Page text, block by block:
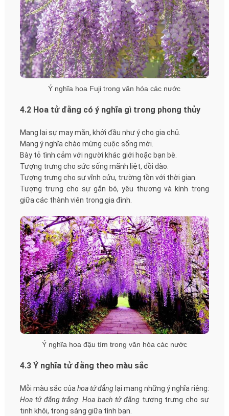
Ý nghĩa hoa Fuji trong văn hóa các nước
4.2 Hoa tử đằng có ý nghĩa gì trong phong thủy
Mang lại sự may mắn, khởi đầu như ý cho gia chủ.
Mang ý nghĩa chào mừng cuộc sống mới.
Bày tỏ tình cảm với người khác giới hoặc bạn bè.
Tượng trưng cho sức sống mãnh liệt, dồi dào.
Tượng trưng cho sự vĩnh cửu, trường tồn với thời gian.
Tượng trưng cho sự gắn bó, yêu thương và kính trọng
giữa các thành viên trong gia đình.
Ý nghĩa hoa đậu tím trong văn hóa các nước
4.3 Ý nghĩa tử đằng theo màu sắc
Mỗi màu sắc củahoa tử đẳnglại mang những ý nghĩa riêng:
Hoa tử đằng trắng:Hoa bạch tử đằngtượng trưng cho sự
tinh khôi, trong sáng giữa tình bạn.